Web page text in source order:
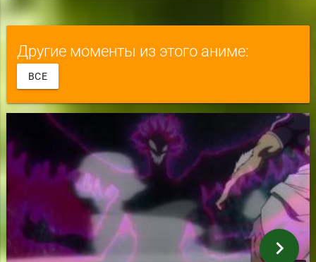
Другие моменты из этого аниме:
ВСЕ
chevron_right